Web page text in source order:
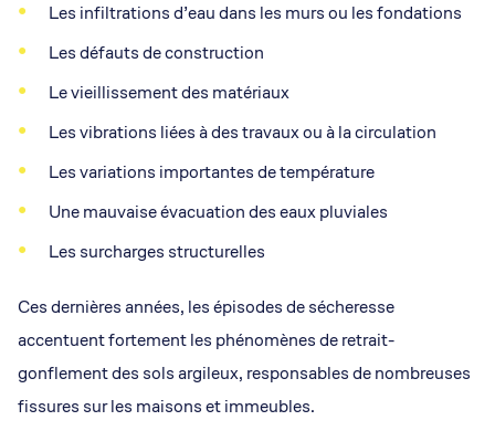
Les infiltrations d’eau dans les murs ou les fondations
Les défauts de construction
Le vieillissement des matériaux
Les vibrations liées à des travaux ou à la circulation
Les variations importantes de température
Une mauvaise évacuation des eaux pluviales
Les surcharges structurelles
Ces dernières années, les épisodes de sécheresse
accentuent fortement les phénomènes de retrait-
gonflement des sols argileux, responsables de nombreuses
fissures sur les maisons et immeubles.